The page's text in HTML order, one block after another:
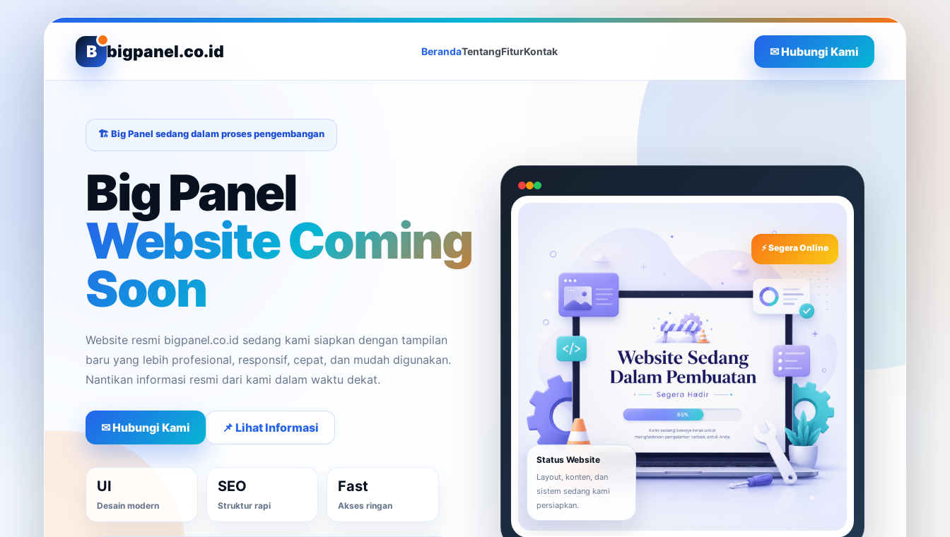
B bigpanel.co.id BerandaTentangFiturKontak ✉ Hubungi Kami
🏗️ Big Panel sedang dalam proses pengembangan
Big Panel
Website Coming
Soon
Website resmi bigpanel.co.id sedang kami siapkan dengan tampilan
baru yang lebih profesional, responsif, cepat, dan mudah digunakan.
Nantikan informasi resmi dari kami dalam waktu dekat.
✉ Hubungi Kami 📌 Lihat Informasi
UI
Desain modern
SEO
Struktur rapi
Fast
Akses ringan
⚡ Segera Online
Status Website
Layout, konten, dan
sistem sedang kami
persiapkan.